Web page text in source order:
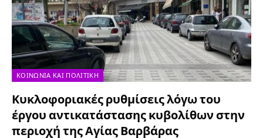
ΚΟΙΝΩΝΊΑ ΚΑΙ ΠΟΛΙΤΙΚΉ
Κυκλοφοριακές ρυθμίσεις λόγω του
έργου αντικατάστασης κυβολίθων στην
περιοχή της Αγίας Βαρβάρας